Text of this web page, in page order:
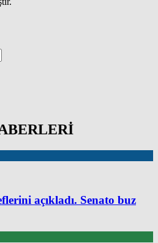
açıkladı. Senato buz